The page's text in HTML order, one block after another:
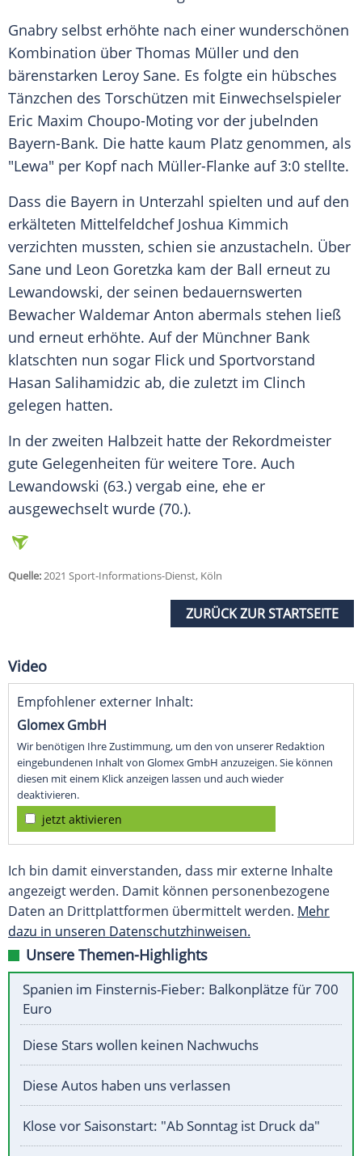
Gnabry selbst erhöhte nach einer wunderschönen
Kombination über Thomas Müller und den
bärenstarken Leroy Sane. Es folgte ein hübsches
Tänzchen des Torschützen mit Einwechselspieler
Eric Maxim Choupo-Moting vor der jubelnden
Bayern-Bank. Die hatte kaum Platz genommen, als
"Lewa" per Kopf nach Müller-Flanke auf 3:0 stellte.
Dass die Bayern in Unterzahl spielten und auf den
erkälteten Mittelfeldchef Joshua Kimmich
verzichten mussten, schien sie anzustacheln. Über
Sane und Leon Goretzka kam der Ball erneut zu
Lewandowski, der seinen bedauernswerten
Bewacher Waldemar Anton abermals stehen ließ
und erneut erhöhte. Auf der Münchner Bank
klatschten nun sogar Flick und Sportvorstand
Hasan Salihamidzic ab, die zuletzt im Clinch
gelegen hatten.
In der zweiten Halbzeit hatte der Rekordmeister
gute Gelegenheiten für weitere Tore. Auch
Lewandowski (63.) vergab eine, ehe er
ausgewechselt wurde (70.).
Quelle:2021 Sport-Informations-Dienst, Köln
ZURÜCK ZUR STARTSEITE
Video
Empfohlener externer Inhalt:
Glomex GmbH
Wir benötigen Ihre Zustimmung, um den von unserer Redaktion
eingebundenen Inhalt von Glomex GmbH anzuzeigen. Sie können
diesen mit einem Klick anzeigen lassen und auch wieder
deaktivieren.
jetzt aktivieren
Ich bin damit einverstanden, dass mir externe Inhalte
angezeigt werden. Damit können personenbezogene
Daten an Drittplattformen übermittelt werden. Mehr
dazu in unseren Datenschutzhinweisen.
Unsere Themen-Highlights
Spanien im Finsternis-Fieber: Balkonplätze für 700
Euro
Diese Stars wollen keinen Nachwuchs
Diese Autos haben uns verlassen
Klose vor Saisonstart: "Ab Sonntag ist Druck da"